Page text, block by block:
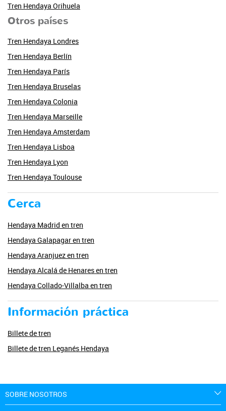
Tren Hendaya Orihuela
Otros países
Tren Hendaya Londres
Tren Hendaya Berlín
Tren Hendaya París
Tren Hendaya Bruselas
Tren Hendaya Colonia
Tren Hendaya Marseille
Tren Hendaya Amsterdam
Tren Hendaya Lisboa
Tren Hendaya Lyon
Tren Hendaya Toulouse
Cerca
Hendaya Madrid en tren
Hendaya Galapagar en tren
Hendaya Aranjuez en tren
Hendaya Alcalá de Henares en tren
Hendaya Collado-Villalba en tren
Información práctica
Billete de tren
Billete de tren Leganés Hendaya
SOBRE NOSOTROS